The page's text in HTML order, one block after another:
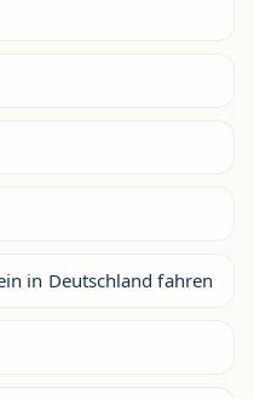
in Deutschland fahren